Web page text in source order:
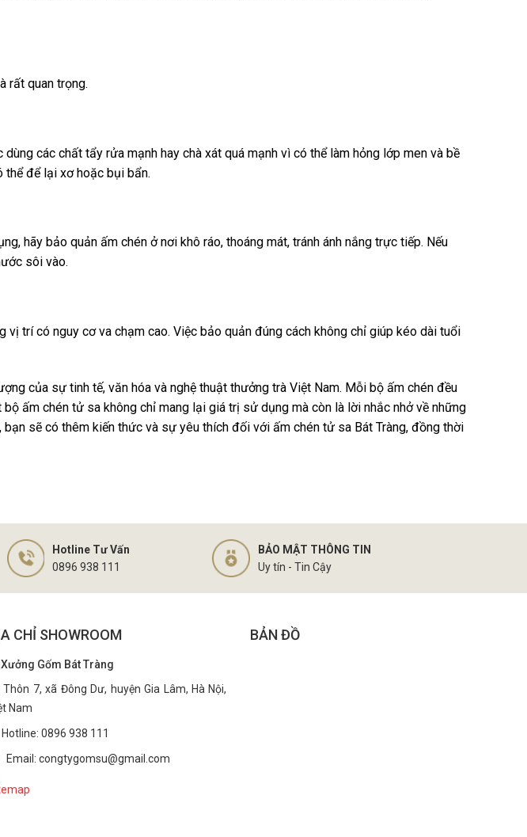
rất quan trọng.
các chất tẩy rửa mạnh hay chà xát quá mạnh vì có thể làm hỏng lớp men và bề
thể để lại xơ hoặc bụi bẩn.
hãy bảo quản ấm chén ở nơi khô ráo, thoáng mát, tránh ánh nắng trực tiếp. Nếu
sôi vào.
trí có nguy cơ va chạm cao. Việc bảo quản đúng cách không chỉ giúp kéo dài tuổi
của sự tinh tế, văn hóa và nghệ thuật thưởng trà Việt Nam. Mỗi bộ ấm chén đều
ấm chén tử sa không chỉ mang lại giá trị sử dụng mà còn là lời nhắc nhở về những
sẽ có thêm kiến thức và sự yêu thích đối với ấm chén tử sa Bát Tràng, đồng thời
Hotline Tư Vấn
0896 938 111
BẢO MẬT THÔNG TIN
Uy tín - Tin Cậy
CHỈ SHOWROOM
Gốm Bát Tràng
7, xã Đông Dư, huyện Gia Lâm, Hà Nội,
Nam
Hotline: 0896 938 111
Email: congtygomsu@gmail.com
BẢN ĐỒ